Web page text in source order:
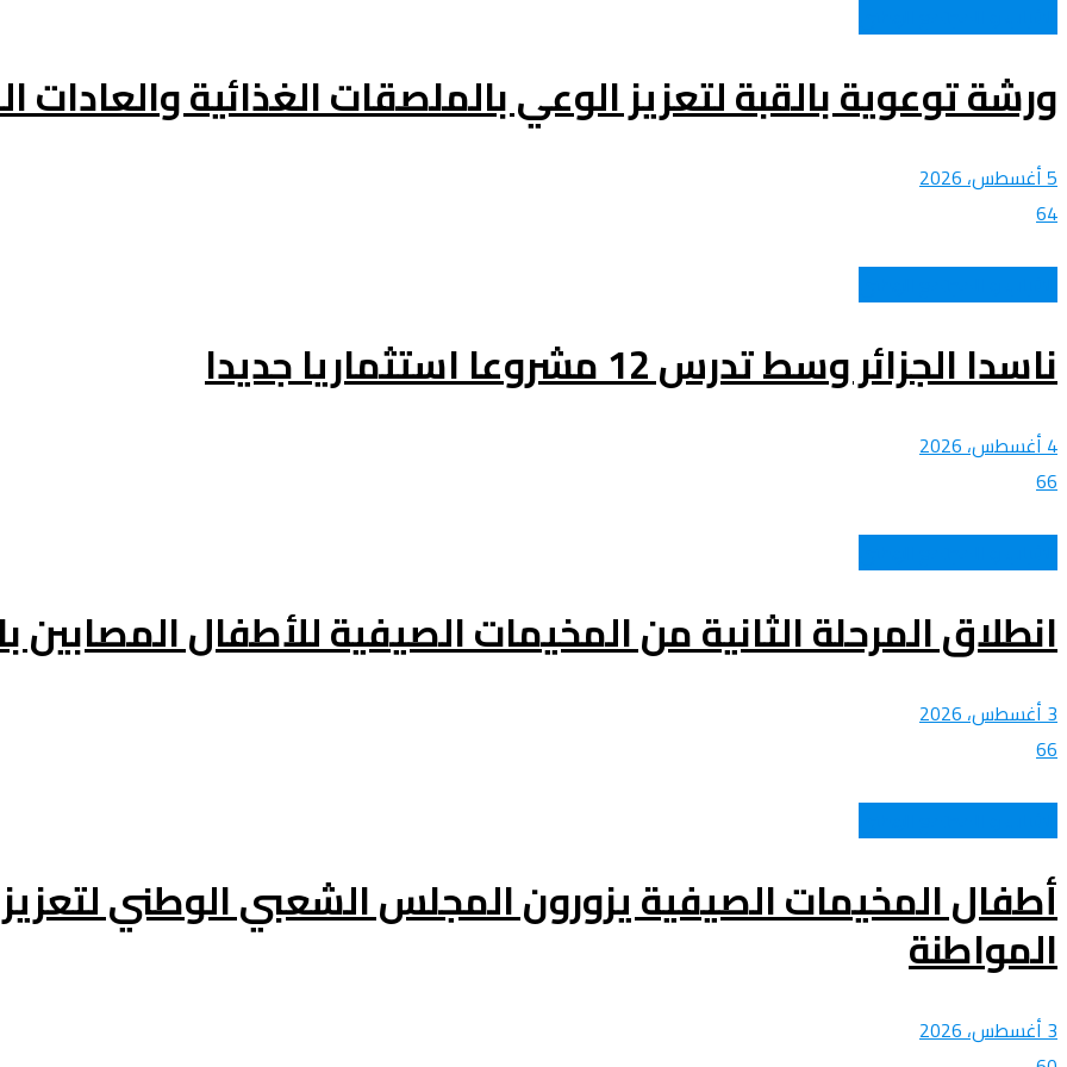
ورشة توعوية بالقبة لتعزيز الوعي بالملصقات الغذائية والعادات
5 أغسطس، 2026
64
ناسدا الجزائر وسط تدرس 12 مشروعا استثماريا جديدا
4 أغسطس، 2026
66
انطلاق المرحلة الثانية من المخيمات الصيفية للأطفال
3 أغسطس، 2026
66
أطفال المخيمات الصيفية يزورون المجلس الشعبي الوطني
المواطنة
3 أغسطس، 2026